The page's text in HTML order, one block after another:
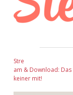
Stre
am & Download:
keiner mit!